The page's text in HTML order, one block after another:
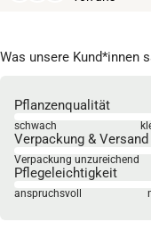
Was unsere Kund*innen
Pflanzenqualität
schwach
Verpackung & Versand
Verpackung unzureichend
Pflegeleichtigkeit
anspruchsvoll